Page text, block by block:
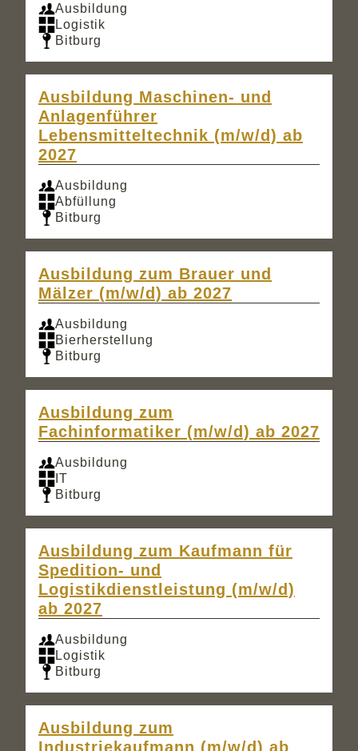
Ausbildung
Logistik
Bitburg
Ausbildung Maschinen- und
Anlagenführer
Lebensmitteltechnik (m/w/d) ab
2027
Ausbildung
Abfüllung
Bitburg
Ausbildung zum Brauer und
Mälzer (m/w/d) ab 2027
Ausbildung
Bierherstellung
Bitburg
Ausbildung zum
Fachinformatiker (m/w/d) ab 2027
Ausbildung
IT
Bitburg
Ausbildung zum Kaufmann für
Spedition- und
Logistikdienstleistung (m/w/d)
ab 2027
Ausbildung
Logistik
Bitburg
Ausbildung zum
Industriekaufmann (m/w/d) ab